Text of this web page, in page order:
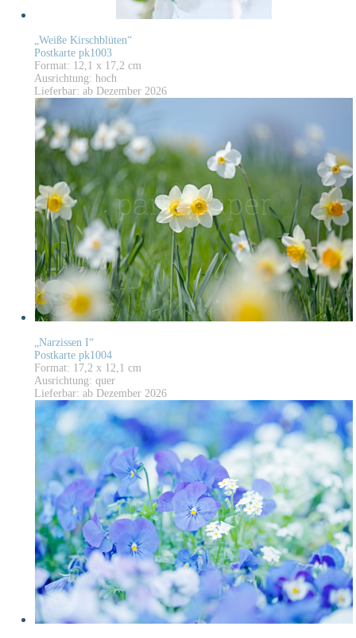
„Weiße Kirschblüten“
Postkarte pk1003
Format: 12,1 x 17,2 cm
Ausrichtung: hoch
Lieferbar: ab Dezember 2026
„Narzissen I“
Postkarte pk1004
Format: 17,2 x 12,1 cm
Ausrichtung: quer
Lieferbar: ab Dezember 2026